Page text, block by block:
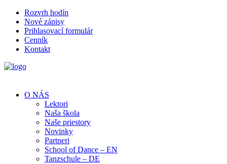
Rozvrh hodín
Nové zápisy
Prihlasovací formulár
Cenník
Kontakt
O NÁS
Lektori
Naša škola
Naše priestory
Novinky
Partneri
School of Dance – EN
Tanzschule – DE